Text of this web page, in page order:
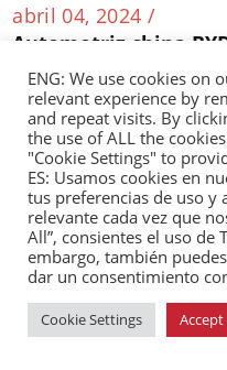
abril 04, 2024 /
Automotriz china
nueva planta en
México 🇲🇽
abril 03, 2024 /
Pleito judicial con
mina de oro en
Colombia 🇨🇴
ENG: We use cookies on
relevant experience by
and repeat visits. By
the use of ALL the
"Cookie Settings" to
ES: Usamos cookies en
tus preferencias de uso y
relevante cada vez que
All”, consientes el uso de
embargo, también
dar un consentimiento
Cookie Settings Accept